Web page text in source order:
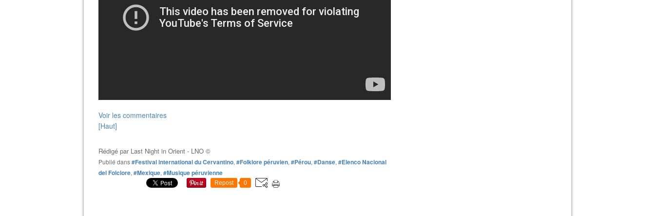
Voir les commentaires
[Haut]
Rédigé par Last Night in Orient - LNO ©
Publié dans#Festival international du Cervantino, #Folklore péruvien, #Pérou, #Danse, #Elenco Nacional
del Folclore, #Mexique, #Musique péruvienne
Repost 0